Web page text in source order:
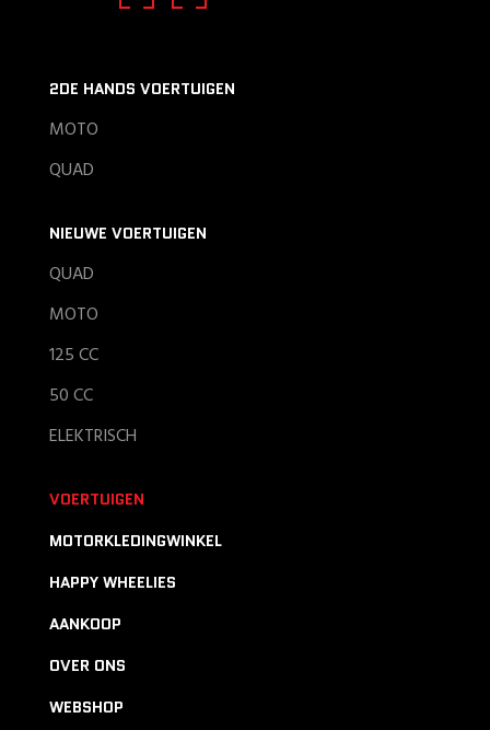
2DE HANDS VOERTUIGEN
MOTO
QUAD
NIEUWE VOERTUIGEN
QUAD
MOTO
125 CC
50 CC
ELEKTRISCH
VOERTUIGEN
MOTORKLEDINGWINKEL
HAPPY WHEELIES
AANKOOP
OVER ONS
WEBSHOP